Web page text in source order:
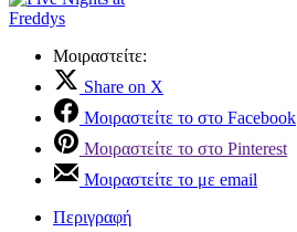
Μοιραστείτε:
Share on X
Μοιραστείτε το στο Facebook
Μοιραστείτε το στο Pinterest
Μοιραστείτε το με email
Περιγραφή